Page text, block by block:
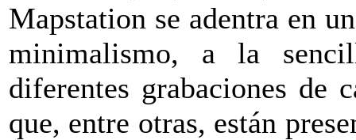
Mapstation se adentra en
minimalismo, a la
diferentes grabaciones de
que, entre otras, están